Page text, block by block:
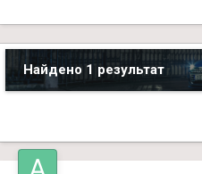
Найдено 1 результат